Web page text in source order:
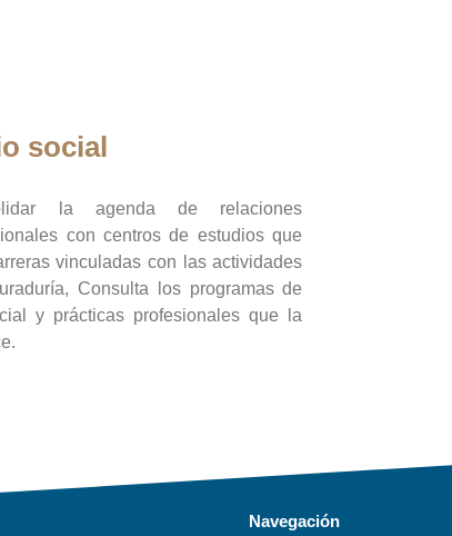
social
la agenda de relaciones
con centros de estudios que
vinculadas con las actividades
Consulta los programas de
y prácticas profesionales que la
Navegación